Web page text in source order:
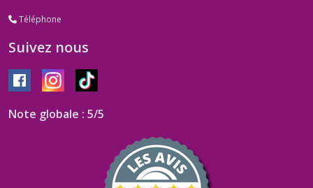
Téléphone
Suivez nous
Note globale : 5/5